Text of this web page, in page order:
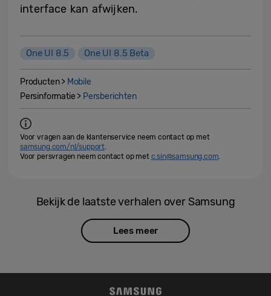
interface kan afwijken.
One UI 8.5 One UI 8.5 Beta
Producten > Mobile
Persinformatie > Persberichten
Voor vragen aan de klantenservice neem contact op met
samsung.com/nl/support.
Voor persvragen neem contact op met c.sin@samsung.com.
Bekijk de laatste verhalen over Samsung
Lees meer